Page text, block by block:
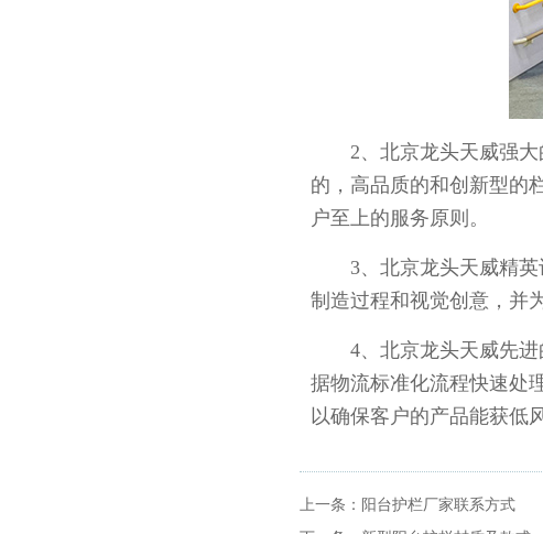
2、北京龙头天威强大
的，高品质的和创新型的
户至上的服务原则。
3、北京龙头天威精英
制造过程和视觉创意，并
4、北京龙头天威先进
据物流标准化流程快速处
以确保客户的产品能获低
上一条： 阳台护栏厂家联系方式